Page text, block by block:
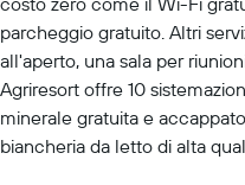
parcheggio gratuito. Altri
all'aperto, una sala per
Agriresort offre 10
minerale gratuita e
biancheria da letto di alta